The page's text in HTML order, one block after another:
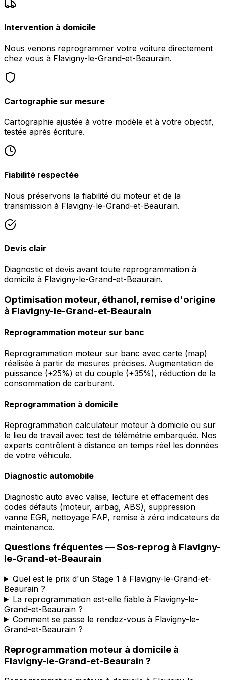
Intervention à domicile
Nous venons reprogrammer votre voiture directement
chez vous à Flavigny-le-Grand-et-Beaurain.
Cartographie sur mesure
Cartographie ajustée à votre modèle et à votre objectif,
testée après écriture.
Fiabilité respectée
Nous préservons la fiabilité du moteur et de la
transmission à Flavigny-le-Grand-et-Beaurain.
Devis clair
Diagnostic et devis avant toute reprogrammation à
domicile à Flavigny-le-Grand-et-Beaurain.
Optimisation moteur, éthanol, remise d'origine
à Flavigny-le-Grand-et-Beaurain
Reprogrammation moteur sur banc
Reprogrammation moteur sur banc avec carte (map)
réalisée à partir de mesures précises. Augmentation de
puissance (+25%) et du couple (+35%), réduction de la
consommation de carburant.
Reprogrammation à domicile
Reprogrammation calculateur moteur à domicile ou sur
le lieu de travail avec test de télémétrie embarquée. Nos
experts contrôlent à distance en temps réel les données
de votre véhicule.
Diagnostic automobile
Diagnostic auto avec valise, lecture et effacement des
codes défauts (moteur, airbag, ABS), suppression
vanne EGR, nettoyage FAP, remise à zéro indicateurs de
maintenance.
Questions fréquentes —Sos-reprog à Flavigny-
le-Grand-et-Beaurain
Quel est le prix d'un Stage 1 à Flavigny-le-Grand-et-
Beaurain ?
La reprogrammation est-elle fiable à Flavigny-le-
Grand-et-Beaurain ?
Comment se passe le rendez-vous à Flavigny-le-
Grand-et-Beaurain ?
Reprogrammation moteur à domicile à
Flavigny-le-Grand-et-Beaurain ?